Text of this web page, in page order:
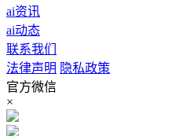
ai资讯
ai动态
联系我们
法律声明 隐私政策
官方微信
×